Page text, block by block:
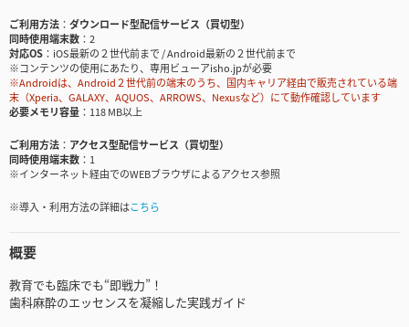
ご利用方法
ダウンロード型配信サービス（買切型）
同時使用端末数
2
対応OS
iOS最新の２世代前まで / Android最新の２世代前まで
※コンテンツの使用にあたり、専用ビューアisho.jpが必要
※Androidは、Android２世代前の端末のうち、国内キャリア経由で販売されている端
末（Xperia、GALAXY、AQUOS、ARROWS、Nexusなど）にて動作確認しています
必要メモリ容量
118 MB以上
ご利用方法
アクセス型配信サービス（買切型）
同時使用端末数
1
※インターネット経由でのWEBブラウザによるアクセス参照
※導入・利用方法の詳細はこちら
概要
教育でも臨床でも“即戦力”！
歯科麻酔のエッセンスを凝縮した実践ガイド